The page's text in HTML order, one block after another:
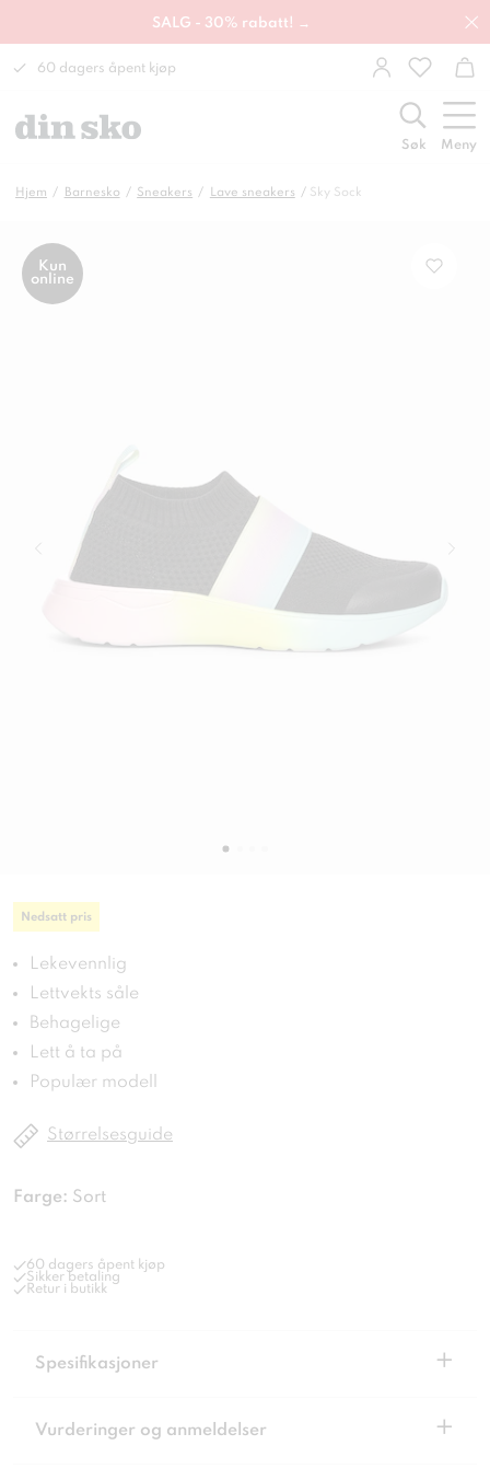
SALG - 30% rabatt! →
60 dagers åpent kjøp
Søk Meny
Hjem Barnesko Sneakers Lave sneakers Sky Sock
Kun
online
Nedsatt pris
Lekevennlig
Lettvekts såle
Behagelige
Lett å ta på
Populær modell
Størrelsesguide
Farge: Sort
60 dagers åpent kjøp
Sikker betaling
Retur i butikk
Spesifikasjoner +
Vurderinger og anmeldelser +